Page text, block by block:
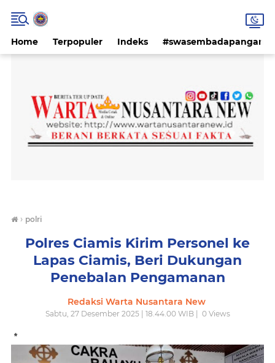
Home Terpopuler Indeks #swasembadapangan
› polri
Polres Ciamis Kirim Personel ke
Lapas Ciamis, Beri Dukungan
Penebalan Pengamanan
Redaksi Warta Nusantara New
Sabtu, 27 Desember 2025 | 18.44.00 WIB | 0Views
*